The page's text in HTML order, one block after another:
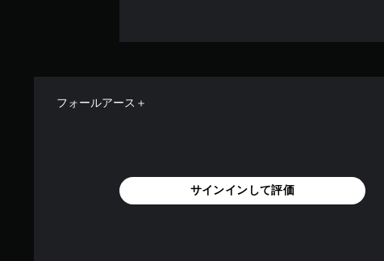
フォールアース＋
サインインして評価